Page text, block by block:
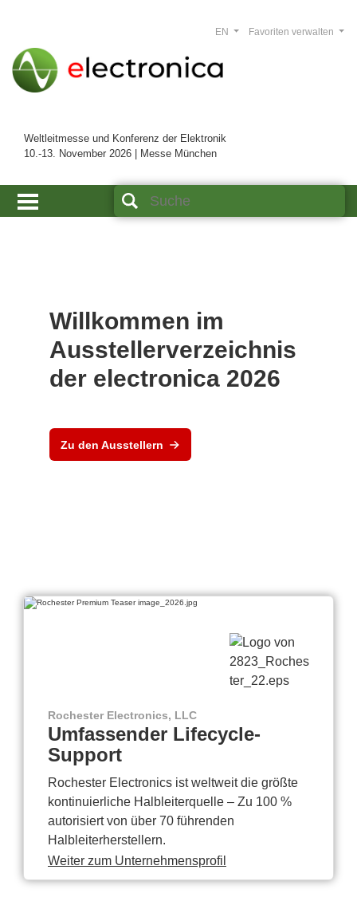
Weltleitmesse und Konferenz der Elektronik
10.-13. November 2026 | Messe München
Favoriten verwalten
EN
Willkommen im
Ausstellerverzeichnis
der electronica 2026
Zu den Ausstellern
Rochester Electronics, LLC
Umfassender Lifecycle-
Support
Rochester Electronics ist weltweit die größte
kontinuierliche Halbleiterquelle – Zu 100 %
autorisiert von über 70 führenden
Halbleiterherstellern.
Weiter zum Unternehmensprofil